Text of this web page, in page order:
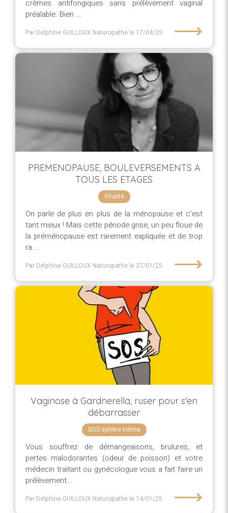
crèmes antifongiques sans prélèvement vaginal
préalable. Bien ...
Par Delphine GUILLOUX Naturopathe le 17/04/25 ⟶
PREMENOPAUSE, BOULEVERSEMENTS A
TOUS LES ETAGES
Vitalité
On parle de plus en plus de la ménopause et c’est
tant mieux ! Mais cette période grise, un peu floue de
la préménopause est rarement expliquée et de trop
ra...
Par Delphine GUILLOUX Naturopathe le 27/01/25 ⟶
Vaginose à Gardnerella, ruser pour s'en
débarrasser
SOS sphère Intime
Vous souffrez de démangeaisons, brulures, et
pertes malodorantes (odeur de poisson) et votre
médecin traitant ou gynécologue vous a fait faire un
prélèvement...
Par Delphine GUILLOUX Naturopathe le 14/01/25 ⟶